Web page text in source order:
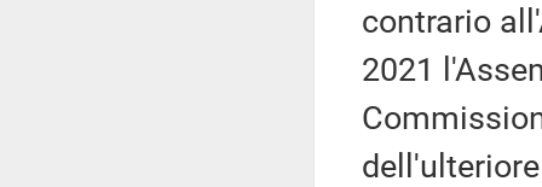
contrario
2021